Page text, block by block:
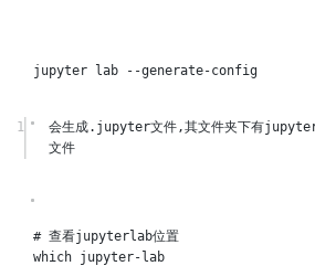
jupyter lab --generate-config
1
会生成.jupyter文件,其文件夹下有
文件
# 查看jupyterlab位置
which
jupyter-lab